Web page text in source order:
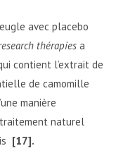
avec placebo
thérapies a
contient l’extrait de
de camomille
manière
naturel
[17].